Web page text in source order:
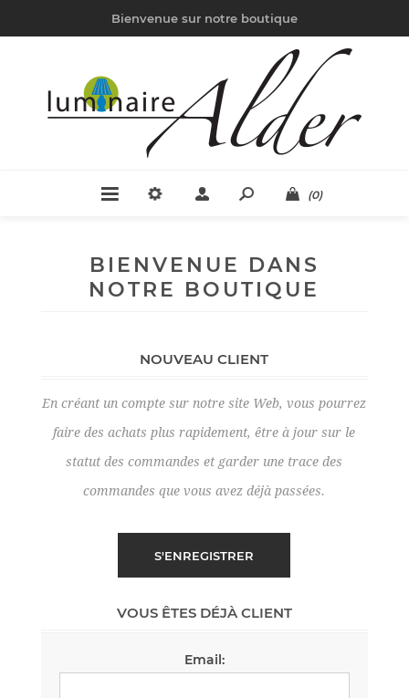
Bienvenue sur notre boutique
(0)
BIENVENUE DANS
NOTRE BOUTIQUE
NOUVEAU CLIENT
En créant un compte sur notre site Web, vous pourrez
faire des achats plus rapidement, être à jour sur le
statut des commandes et garder une trace des
commandes que vous avez déjà passées.
VOUS ÊTES DÉJÀ CLIENT
Email: